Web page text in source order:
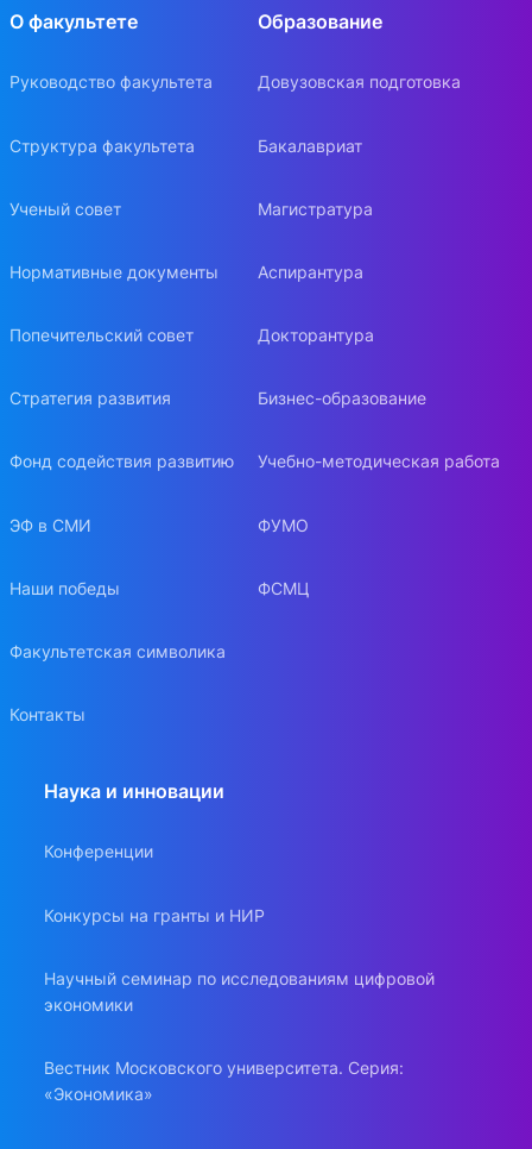
О факультете
Руководство факультета
Структура факультета
Ученый совет
Нормативные документы
Попечительский совет
Стратегия развития
Фонд содействия развитию
ЭФ в СМИ
Наши победы
Факультетская символика
Контакты
Образование
Довузовская подготовка
Бакалавриат
Магистратура
Аспирантура
Докторантура
Бизнес-образование
Учебно-методическая работа
ФУМО
ФСМЦ
Наука и инновации
Конференции
Конкурсы на гранты и НИР
Научный семинар по исследованиям цифровой
экономики
Вестник Московского университета. Серия:
«Экономика»